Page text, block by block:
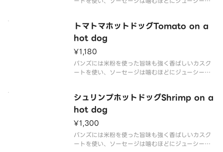
独自のオリジナルソースを数種類作り上げた、唯一
絶対無二のホットドッグです。
トマトマホットドッグTomato on a
hot dog
¥1,180
バンズには米粉を使った旨味も強く香ばしいカスク
ートを使い、ソーセージは噛むほどにジューシーで
独自のオリジナルソースを数種類作り上げた、唯一
絶対無二のホットドッグです。
シュリンプホットドッグShrimp on a
hot dog
¥1,300
バンズには米粉を使った旨味も強く香ばしいカスク
ートを使い、ソーセージは噛むほどにジューシーで